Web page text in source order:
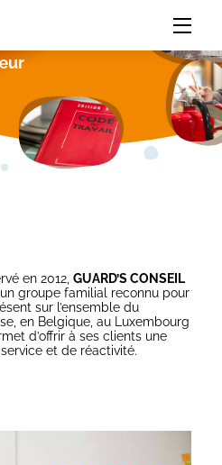
en 2012, GUARD’S CONSEIL
un groupe familial reconnu pour
sur l’ensemble du
en Belgique, au Luxembourg
d’offrir à ses clients une
et de réactivité.